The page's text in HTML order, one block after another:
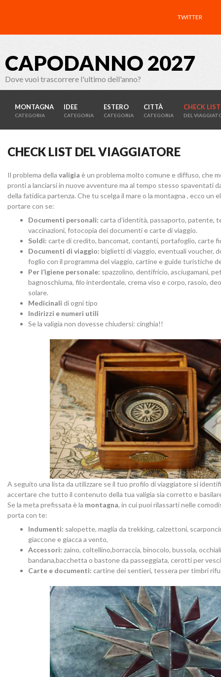
TWITTER
CAPODANNO 2027
Dove vuoi trascorrere l'ultimo dell'anno?
MONTAGNA
CATEGORIA
IDEE
CATEGORIA
ESTERO
CATEGORIA
CITTÀ
CATEGORIA
CHECK LIST
DEL
CHECK LIST DEL VIAGGIATORE
Il problema della valigia è un problema molto comune e diffuso, che
pronti a lanciarsi in nuove avventure ma al tempo stesso spaventati
della fatidica partenza. Che tu scelga il mare o la montagna , ecco un
portare con se:
Documenti personali: carta d’identità, passaporto, patente,
vaccinazioni, fotocopia dei documenti e carte di viaggio.
Soldi: carte di credito, bancomat, contanti, portafoglio, carte
Documenti di viaggio: biglietti di viaggio, eventuali voucher,
foglio con il programma del viaggio, cartine e guide turistiche
Per l’igiene personale: spazzolino, dentifricio, asciugamani,
bagnoschiuma, filo interdentale, crema viso e corpo, rasoio,
solare.
Medicinali di ogni tipo
Indirizzi e numeri utili
Se la valigia non dovesse chiudersi: cinghia!!
A seguito una lista da utilizzare se il tuo profilo di viaggiatore si
accertare che tutto il contenuto della tua valigia sia corretto e
Se la meta prefissata è la montagna, in cui puoi rilassarti nelle
porta con te:
Indumenti: salopette, maglia da trekking, calzettoni,
giaccone e giacca a vento,
Accessori: zaino, coltellino,borraccia, binocolo, bussola,
bandana,bacchetta o bastone da passeggiata, cerotti per
Carte e documenti: cartine dei sentieri, tessera per timbri